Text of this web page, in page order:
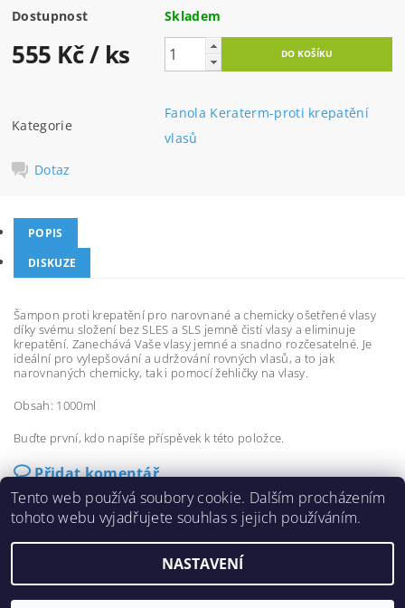
Dostupnost Skladem
555 Kč/ ks
Kategorie
Fanola Keraterm-proti krepatění
vlasů
Dotaz
POPIS
DISKUZE
Šampon proti krepatění pro narovnané a chemicky ošetřené vlasy
díky svému složení bez SLES a SLS jemně čistí vlasy a eliminuje
krepatění. Zanechává Vaše vlasy jemné a snadno rozčesatelné. Je
ideální pro vylepšování a udržování rovných vlasů, a to jak
narovnaných chemicky, tak i pomocí žehličky na vlasy.
Obsah: 1000ml
Buďte první, kdo napíše příspěvek k této položce.
Přidat komentář
2026 ©eshop-fanola.cz, všechna práva vyhrazena
Tento web používá soubory cookie. Dalším procházením
tohoto webu vyjadřujete souhlas s jejich používáním.
NASTAVENÍ